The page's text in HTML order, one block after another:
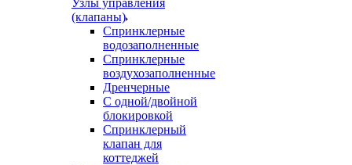
Узлы управления
(клапаны)
Спринклерные
водозаполненные
Спринклерные
воздухозаполненные
Дренчерные
С одной/двойной
блокировкой
Спринклерный
клапан для
коттеджей